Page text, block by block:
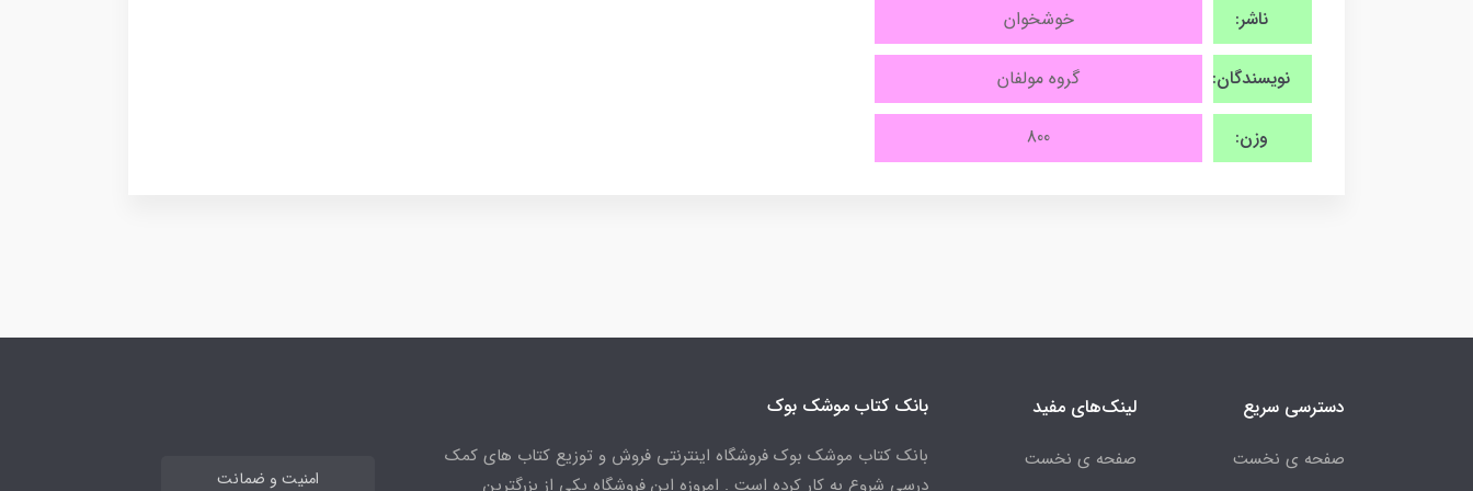
ناشر: خوشخوان
نویسندگان: گروه مولفان
وزن: 800
دسترسی سریع
صفحه ی نخست
لینک‌های مفید
صفحه ی نخست
بانک کتاب موشک بوک
بانک کتاب موشک بوک فروشگاه اینترنتی فروش و توزیع کتاب های کمک
درسی شروع به کار کرده است . امروزه این فروشگاه یکی از بزرگترین
امنیت و ضمانت